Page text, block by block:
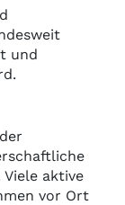
und
aktive
vor Ort